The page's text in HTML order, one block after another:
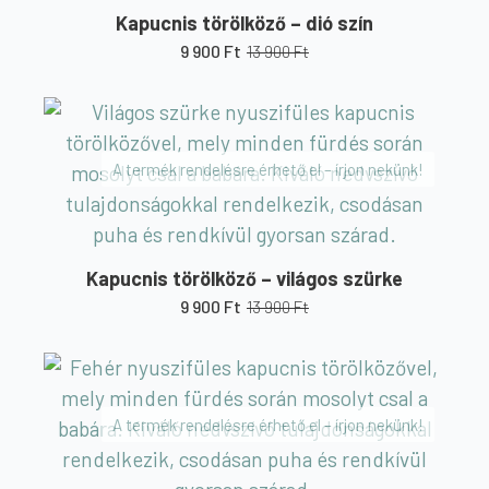
Kapucnis törölköző – dió szín
13 900Ft
Original
was:
13
900 Ft.
9 900 Ft Current
9
900 Ft.
A termék rendelésre érhető el – írjon nekünk!
Kapucnis törölköző – világos szürke
13 900Ft
Original
13
900 Ft.
9 900 Ft Current
9
900 Ft.
A termék rendelésre érhető el – írjon nekünk!